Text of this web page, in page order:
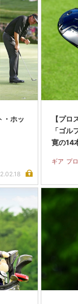
・ホッ
【プ
「ゴ
寛の14
ギア プ